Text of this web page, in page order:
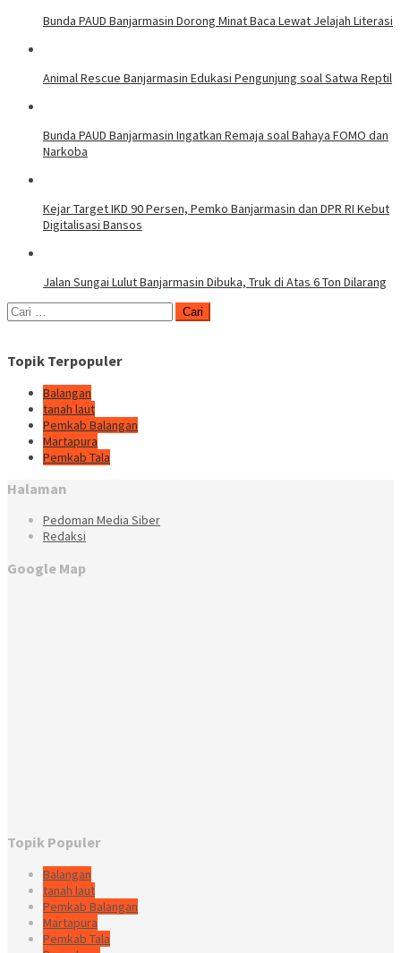
Bunda PAUD Banjarmasin Dorong Minat Baca Lewat Jelajah Literasi
Animal Rescue Banjarmasin Edukasi Pengunjung soal Satwa Reptil
Bunda PAUD Banjarmasin Ingatkan Remaja soal Bahaya FOMO dan
Narkoba
Kejar Target IKD 90 Persen, Pemko Banjarmasin dan DPR RI Kebut
Digitalisasi Bansos
Jalan Sungai Lulut Banjarmasin Dibuka, Truk di Atas 6 Ton Dilarang
Cari
untuk:
Topik Terpopuler
Balangan
tanah laut
Pemkab Balangan
Martapura
Pemkab Tala
Halaman
Pedoman Media Siber
Redaksi
Google Map
Topik Populer
Balangan
tanah laut
Pemkab Balangan
Martapura
Pemkab Tala